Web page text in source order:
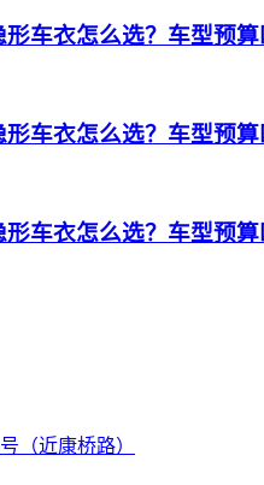
车衣怎么选？车型预
车衣怎么选？车型预
车衣怎么选？车型预
（近康桥路）